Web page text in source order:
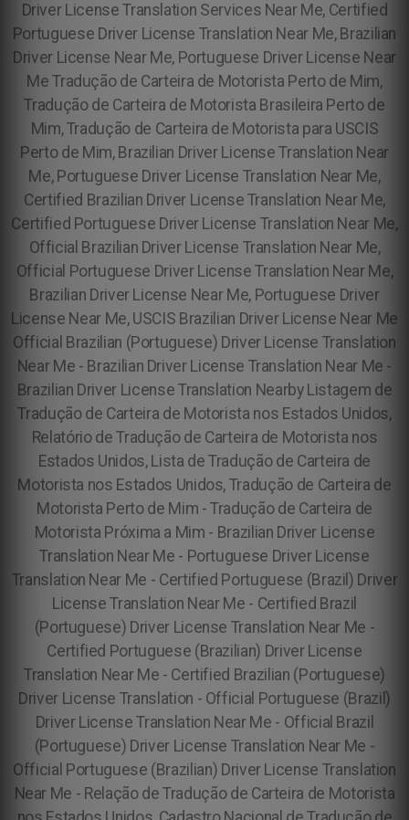
Driver License Translation Services Near Me, Certified
Portuguese Driver License Translation Near Me, Brazilian
Driver License Near Me, Portuguese Driver License Near
Me Tradução de Carteira de Motorista Perto de Mim,
Tradução de Carteira de Motorista Brasileira Perto de
Mim, Tradução de Carteira de Motorista para USCIS
Perto de Mim, Brazilian Driver License Translation Near
Me, Portuguese Driver License Translation Near Me,
Certified Brazilian Driver License Translation Near Me,
Certified Portuguese Driver License Translation Near Me,
Official Brazilian Driver License Translation Near Me,
Official Portuguese Driver License Translation Near Me,
Brazilian Driver License Near Me, Portuguese Driver
License Near Me, USCIS Brazilian Driver License Near Me
Official Brazilian (Portuguese) Driver License Translation
Near Me - Brazilian Driver License Translation Near Me -
Brazilian Driver License Translation Nearby Listagem de
Tradução de Carteira de Motorista nos Estados Unidos,
Relatório de Tradução de Carteira de Motorista nos
Estados Unidos, Lista de Tradução de Carteira de
Motorista nos Estados Unidos, Tradução de Carteira de
Motorista Perto de Mim - Tradução de Carteira de
Motorista Próxima a Mim - Brazilian Driver License
Translation Near Me - Portuguese Driver License
Translation Near Me - Certified Portuguese (Brazil) Driver
License Translation Near Me - Certified Brazil
(Portuguese) Driver License Translation Near Me -
Certified Portuguese (Brazilian) Driver License
Translation Near Me - Certified Brazilian (Portuguese)
Driver License Translation - Official Portuguese (Brazil)
Driver License Translation Near Me - Official Brazil
(Portuguese) Driver License Translation Near Me -
Official Portuguese (Brazilian) Driver License Translation
Near Me - Relação de Tradução de Carteira de Motorista